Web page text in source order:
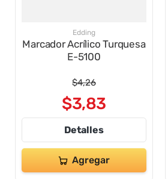
Edding
Marcador Acrílico Turquesa
E-5100
$4,26
$3,83
Detalles
Agregar